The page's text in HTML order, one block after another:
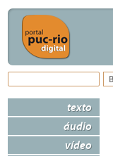
texto
áudio
vídeo